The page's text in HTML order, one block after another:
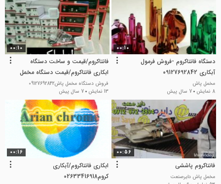
00:10
دستگاه فانتاکروم -فروش فرمول
آبکاری 09127692842
مخمل پاش
8 نمایش
7 سال پیش
00:10
فانتاکروم/قیمت و ساخت دستگاه
ابکاری فانتاکروم/قیمت دستگاه مخمل
پاش09127692842
فروش دستگاه مخمل پاش09127692842
13 نمایش
7 سال پیش
00:56
فانتاکروم پاششی
مخمل پاش دایرصنعت
00:16
ابکاری فانتاکروم/آبکاری
کروم02633416918